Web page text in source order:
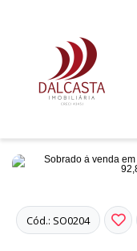
Cód.: SO0204